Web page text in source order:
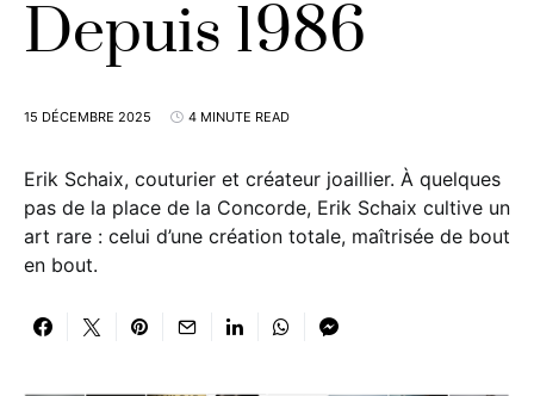
Depuis 1986
15 DÉCEMBRE 2025 4 MINUTE READ
Erik Schaix, couturier et créateur joaillier. À quelques
pas de la place de la Concorde, Erik Schaix cultive un
art rare : celui d’une création totale, maîtrisée de bout
en bout.